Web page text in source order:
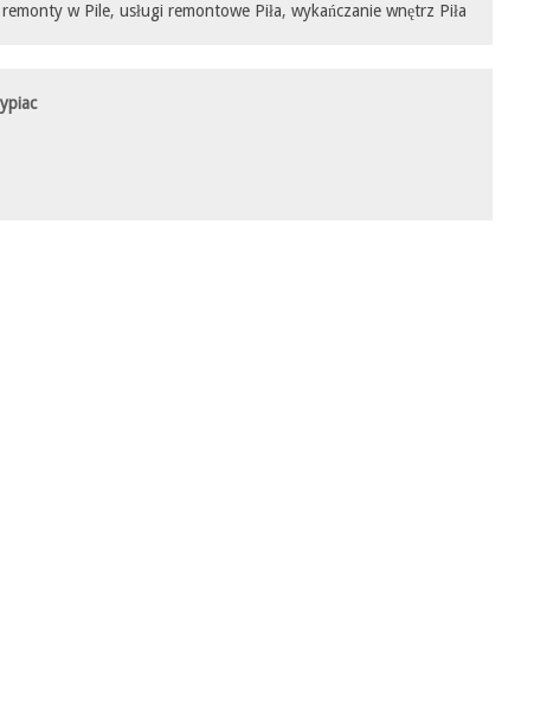
remonty w Pile, usługi remontowe Piła, wykańczanie wnętrz Piła